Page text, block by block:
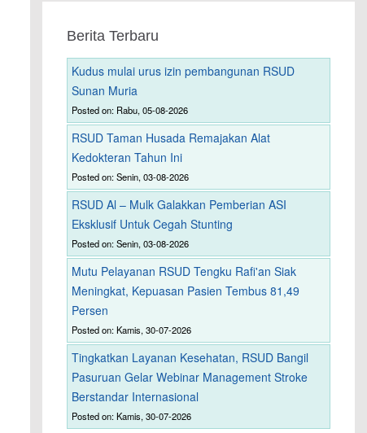
Berita Terbaru
Kudus mulai urus izin pembangunan RSUD
Sunan Muria
Posted on: Rabu, 05-08-2026
RSUD Taman Husada Remajakan Alat
Kedokteran Tahun Ini
Posted on: Senin, 03-08-2026
RSUD Al – Mulk Galakkan Pemberian ASI
Eksklusif Untuk Cegah Stunting
Posted on: Senin, 03-08-2026
Mutu Pelayanan RSUD Tengku Rafi'an Siak
Meningkat, Kepuasan Pasien Tembus 81,49
Persen
Posted on: Kamis, 30-07-2026
Tingkatkan Layanan Kesehatan, RSUD Bangil
Pasuruan Gelar Webinar Management Stroke
Berstandar Internasional
Posted on: Kamis, 30-07-2026